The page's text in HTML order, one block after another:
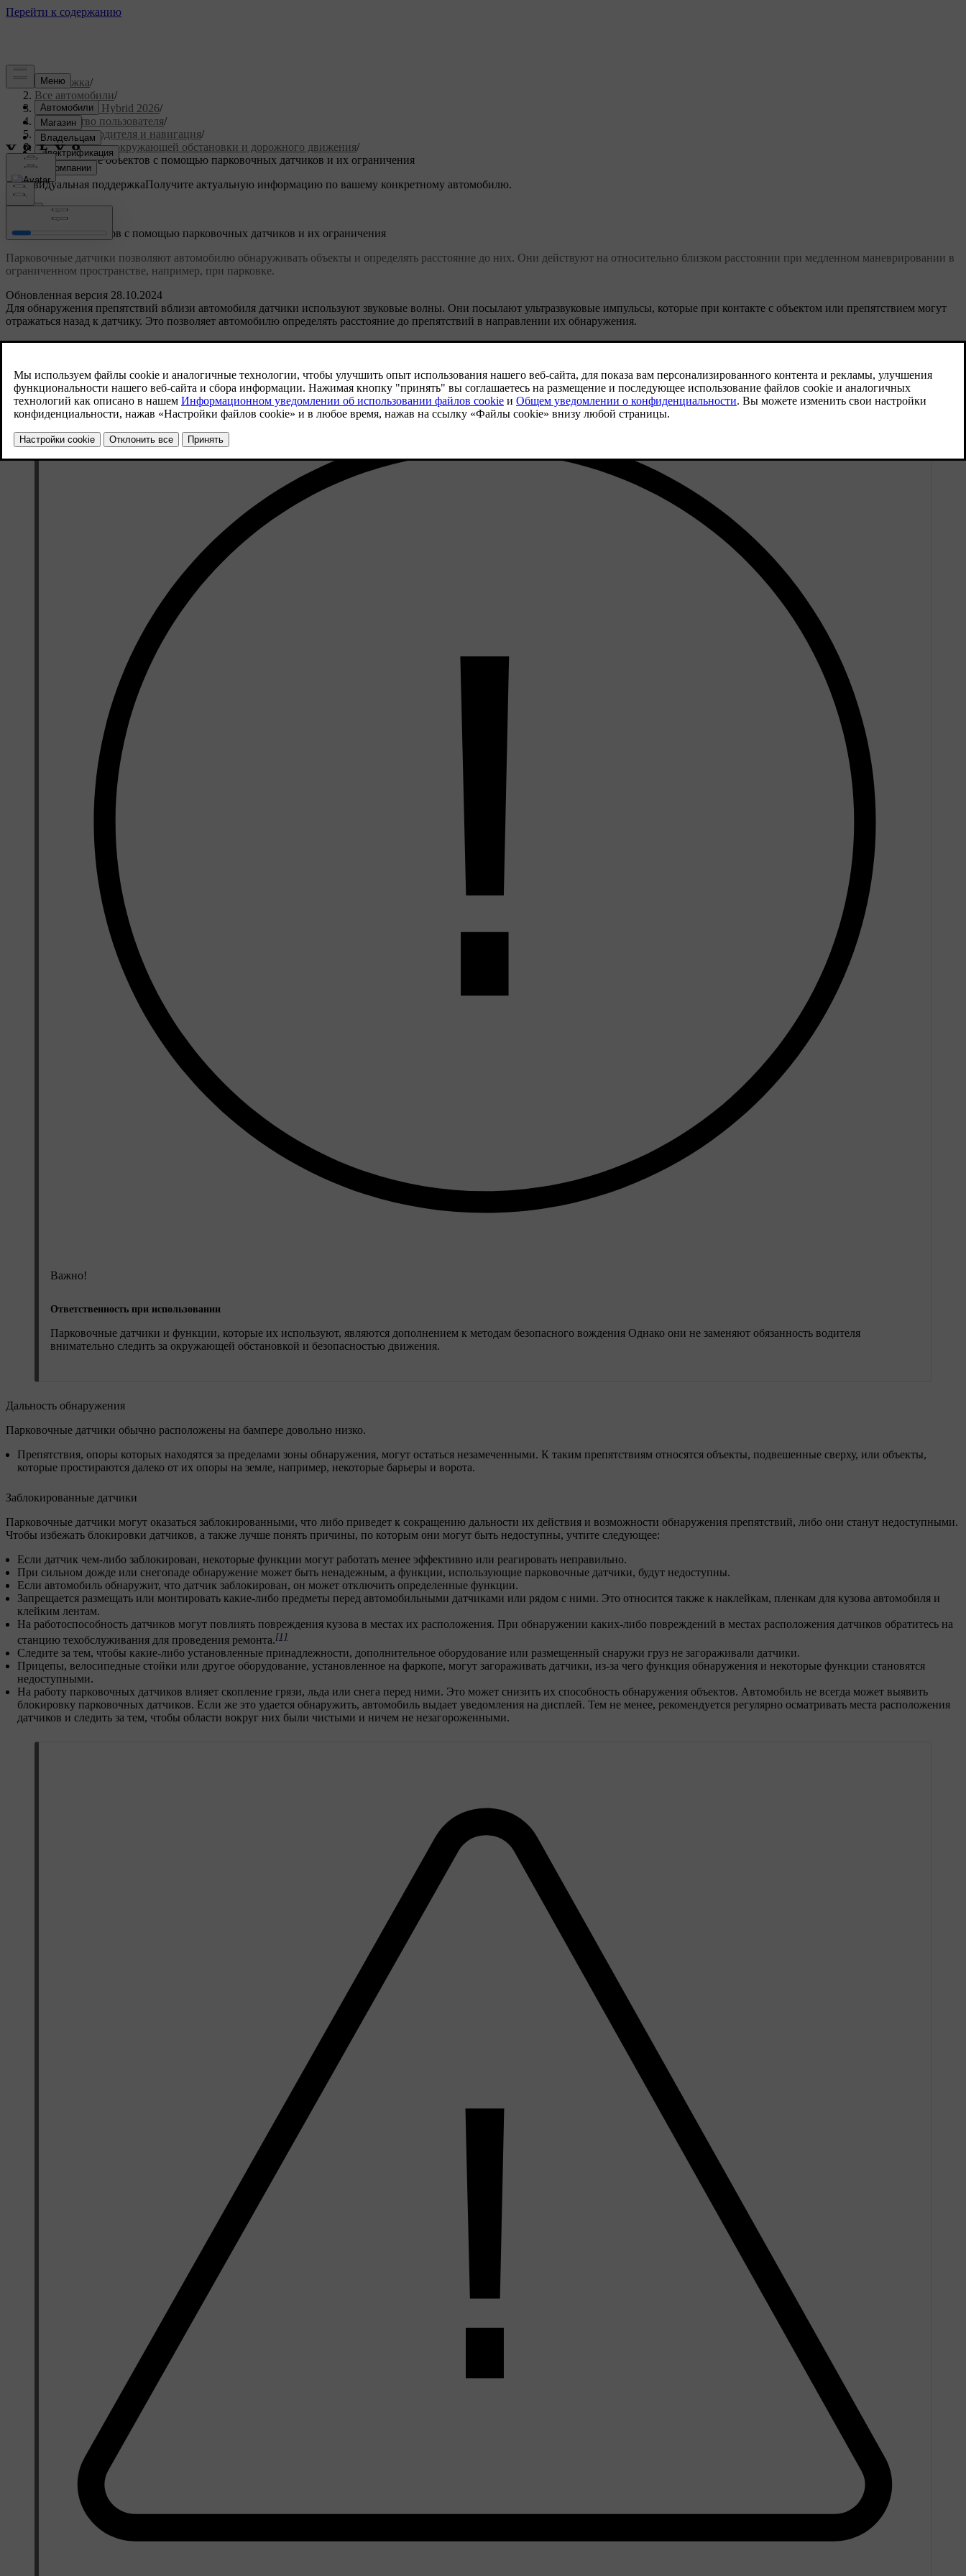
Поддержка/
Все автомобили/
XC90 Plug-in Hybrid 2026/
Руководство пользователя/
Поддержка водителя и навигация/
Обнаружение окружающей обстановки и дорожного движения/
Обнаружение объектов с помощью парковочных датчиков и их ограничения
Индивидуальная поддержкаПолучите актуальную информацию по вашему конкретному автомобилю.
Обновленная версия 28.10.2024
Обнаружение объектов с помощью парковочных датчиков и их ограничения
Парковочные датчики позволяют автомобилю обнаруживать объекты и определять расстояние до них. Они действуют на относительно близком расстоянии при медленном маневрировании в
ограниченном пространстве, например, при парковке.
Для обнаружения препятствий вблизи автомобиля датчики используют звуковые волны. Они посылают ультразвуковые импульсы, которые при контакте с объектом или препятствием могут
отражаться назад к датчику. Это позволяет автомобилю определять расстояние до препятствий в направлении их обнаружения.
Важно!
Ответственность при использовании
Парковочные датчики и функции, которые их используют, являются дополнением к методам безопасного вождения Однако они не заменяют обязанность водителя
внимательно следить за окружающей обстановкой и безопасностью движения.
Дальность обнаружения
Парковочные датчики обычно расположены на бампере довольно низко.
Препятствия, опоры которых находятся за пределами зоны обнаружения, могут остаться незамеченными. К таким препятствиям относятся объекты, подвешенные сверху, или объекты,
которые простираются далеко от их опоры на земле, например, некоторые барьеры и ворота.
Заблокированные датчики
Парковочные датчики могут оказаться заблокированными, что либо приведет к сокращению дальности их действия и возможности обнаружения препятствий, либо они станут недоступными.
Чтобы избежать блокировки датчиков, а также лучше понять причины, по которым они могут быть недоступны, учтите следующее:
Если датчик чем-либо заблокирован, некоторые функции могут работать менее эффективно или реагировать неправильно.
При сильном дожде или снегопаде обнаружение может быть ненадежным, а функции, использующие парковочные датчики, будут недоступны.
Если автомобиль обнаружит, что датчик заблокирован, он может отключить определенные функции.
Запрещается размещать или монтировать какие-либо предметы перед автомобильными датчиками или рядом с ними. Это относится также к наклейкам, пленкам для кузова автомобиля и
клейким лентам.
На работоспособность датчиков могут повлиять повреждения кузова в местах их расположения. При обнаружении каких-либо повреждений в местах расположения датчиков обратитесь на
станцию техобслуживания для проведения ремонта.[1]
Следите за тем, чтобы какие-либо установленные принадлежности, дополнительное оборудование или размещенный снаружи груз не загораживали датчики.
Прицепы, велосипедные стойки или другое оборудование, установленное на фаркопе, могут загораживать датчики, из-за чего функция обнаружения и некоторые функции становятся
недоступными.
На работу парковочных датчиков влияет скопление грязи, льда или снега перед ними. Это может снизить их способность обнаружения объектов. Автомобиль не всегда может выявить
блокировку парковочных датчиков. Если же это удается обнаружить, автомобиль выдает уведомления на дисплей. Тем не менее, рекомендуется регулярно осматривать места расположения
датчиков и следить за тем, чтобы области вокруг них были чистыми и ничем не незагороженными.